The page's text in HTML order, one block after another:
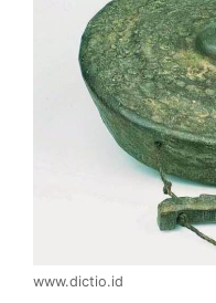
www.dictio.id